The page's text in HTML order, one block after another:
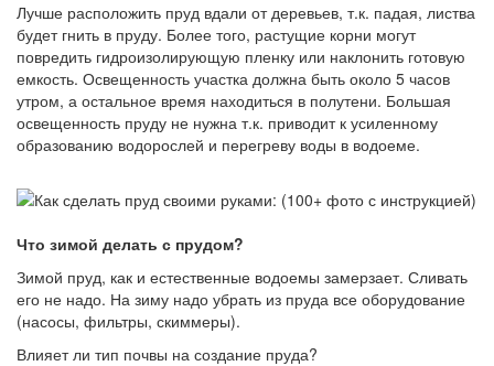
Лучше расположить пруд вдали от деревьев, т.к. падая, листва
будет гнить в пруду. Более того, растущие корни могут
повредить гидроизолирующую пленку или наклонить готовую
емкость. Освещенность участка должна быть около 5 часов
утром, а остальное время находиться в полутени. Большая
освещенность пруду не нужна т.к. приводит к усиленному
образованию водорослей и перегреву воды в водоеме.
Что зимой делать с прудом?
Зимой пруд, как и естественные водоемы замерзает. Сливать
его не надо. На зиму надо убрать из пруда все оборудование
(насосы, фильтры, скиммеры).
Влияет ли тип почвы на создание пруда?